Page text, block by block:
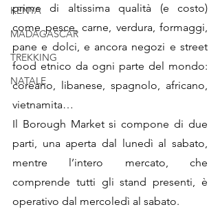
KENYA
MADAGASCAR
TREKKING
NATALE
prime di altissima qualità (e costo)
come pesce, carne, verdura, formaggi,
pane e dolci, e ancora negozi e street
food etnico da ogni parte del mondo:
coreano, libanese, spagnolo, africano,
vietnamita…
Il Borough Market si compone di due
parti, una aperta dal lunedì al sabato,
mentre l’intero mercato, che
comprende tutti gli stand presenti, è
operativo dal mercoledì al sabato.